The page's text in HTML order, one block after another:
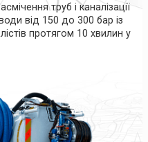
труб і каналізації
від 150 до 300 бар із
протягом 10 хвилин у